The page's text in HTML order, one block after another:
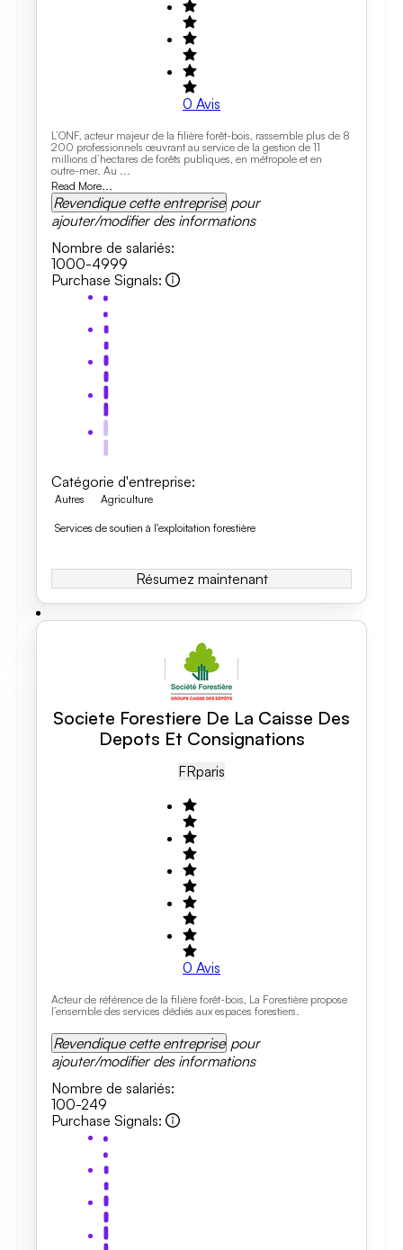
0 Avis
L’ONF, acteur majeur de la filière forêt-bois, rassemble plus de 8
200 professionnels œuvrant au service de la gestion de 11
millions d’hectares de forêts publiques, en métropole et en
outre-mer. Au ...
Read More...
Revendique cette entreprise pour
ajouter/modifier des informations
Nombre de salariés:
1000-4999
Purchase Signals:
Catégorie d'entreprise:
Autres Agriculture
Services de soutien à l'exploitation forestière
Résumez maintenant
Societe Forestiere De La Caisse Des
Depots Et Consignations
FRParis
0 Avis
Acteur de référence de la filière forêt-bois, La Forestière propose
l’ensemble des services dédiés aux espaces forestiers.
Revendique cette entreprise pour
ajouter/modifier des informations
Nombre de salariés:
100-249
Purchase Signals: